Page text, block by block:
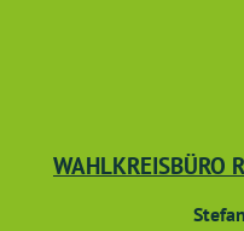
WAHLKREISBÜRO